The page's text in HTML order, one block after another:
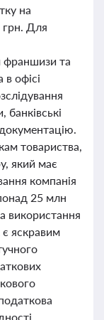
на
грн. Для
франшизи та
офісі
банківські
товариства,
який має
компанія
25 млн
використання
яскравим